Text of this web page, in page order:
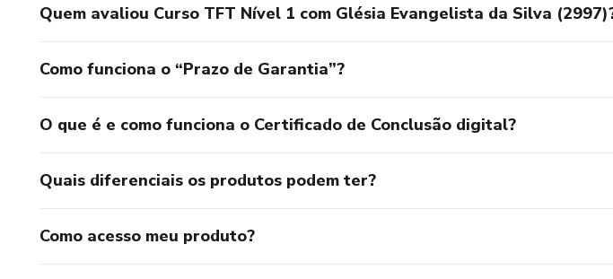
Quem avaliou Curso TFT Nível 1 com Glésia Evangelista da Silva
Como funciona o “Prazo de Garantia”?
O que é e como funciona o Certificado de Conclusão digital?
Quais diferenciais os produtos podem ter?
Como acesso meu produto?